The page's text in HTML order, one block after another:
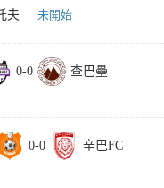
夫 未開始
0-0
查巴壘
0-0
辛巴FC